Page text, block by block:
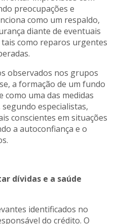
preocupações e
como um respaldo,
diante de eventuais
como reparos urgentes
observados nos grupos
a formação de um fundo
como uma das medidas
segundo especialistas,
conscientes em situações
a autoconfiança e o
dívidas e a saúde
identificados no
do crédito. O